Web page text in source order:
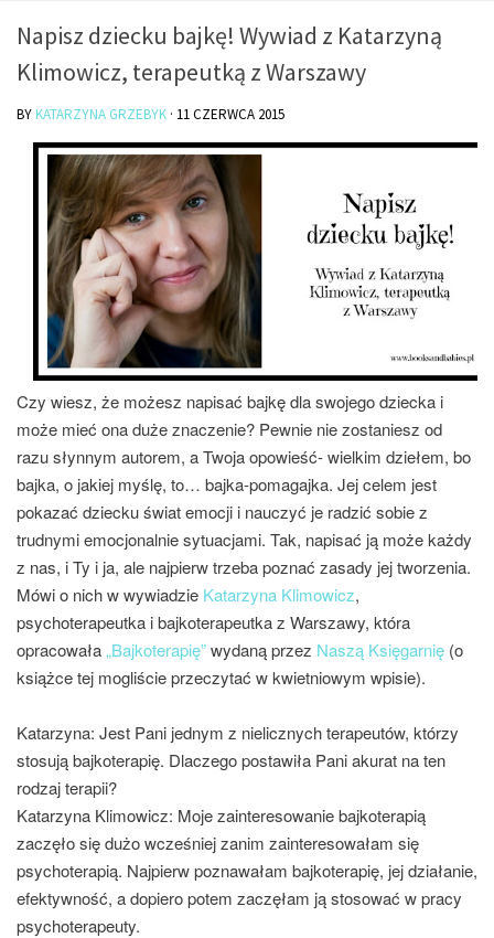
Czytam
Jestem
Jestem kobietą
Jestem dziennikarką
Jestem blogerką
Jestem panią domu
Książki dla dzieci
Poza tym
Lifestyle
Kultura
Miejsca
Wydarzenia
Podróże
Napisz dziecku bajkę! Wywiad z Katarzyną
Klimowicz, terapeutką z Warszawy
BY KATARZYNA GRZEBYK · 11 CZERWCA 2015
Czy wiesz, że możesz napisać bajkę dla swojego dziecka i
może mieć ona duże znaczenie? Pewnie nie zostaniesz od
razu słynnym autorem, a Twoja opowieść- wielkim dziełem, bo
bajka, o jakiej myślę, to… bajka-pomagajka. Jej celem jest
pokazać dziecku świat emocji i nauczyć je radzić sobie z
trudnymi emocjonalnie sytuacjami. Tak, napisać ją może każdy
z nas, i Ty i ja, ale najpierw trzeba poznać zasady jej tworzenia.
Mówi o nich w wywiadzie Katarzyna Klimowicz,
psychoterapeutka i bajkoterapeutka z Warszawy, która
opracowała„Bajkoterapię”wydaną przez Naszą Księgarnię (o
książce tej mogliście przeczytać w kwietniowym wpisie).
Katarzyna: Jest Pani jednym z nielicznych terapeutów, którzy
stosują bajkoterapię. Dlaczego postawiła Pani akurat na ten
rodzaj terapii?
Katarzyna Klimowicz: Moje zainteresowanie bajkoterapią
zaczęło się dużo wcześniej zanim zainteresowałam się
psychoterapią. Najpierw poznawałam bajkoterapię, jej działanie,
efektywność, a dopiero potem zaczęłam ją stosować w pracy
psychoterapeuty.